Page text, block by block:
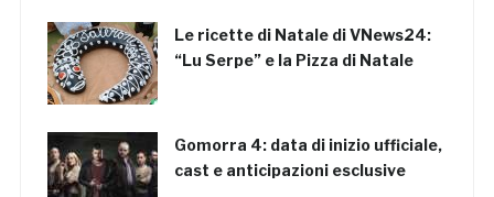
Le ricette di Natale di VNews24:
“Lu Serpe” e la Pizza di Natale
Gomorra 4: data di inizio ufficiale,
cast e anticipazioni esclusive